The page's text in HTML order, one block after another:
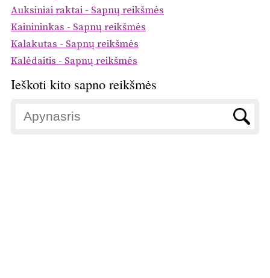
Auksiniai raktai - Sapnų reikšmės
Kainininkas - Sapnų reikšmės
Kalakutas - Sapnų reikšmės
Kalėdaitis - Sapnų reikšmės
Ieškoti kito sapno reikšmės